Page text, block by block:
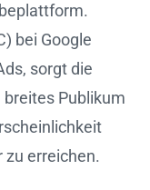
bei Google
sorgt die
Publikum
zu erreichen.